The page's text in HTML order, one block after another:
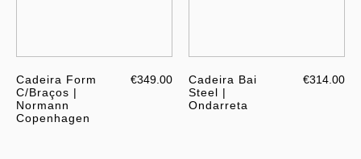
Cadeira Form
C/Braços |
Normann
Copenhagen
€349.00
Cadeira Bai
Steel |
Ondarreta
€314.00